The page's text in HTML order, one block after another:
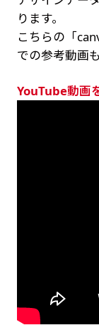
ります。
こちらの「
での参考動画
YouTube動画